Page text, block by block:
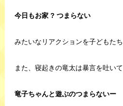
今日もお家 ? つまらない
みたいなリアクションを子どもた
また、寝起きの竜太は暴言を吐いて
竜子ちゃんと遊ぶのつまらないー